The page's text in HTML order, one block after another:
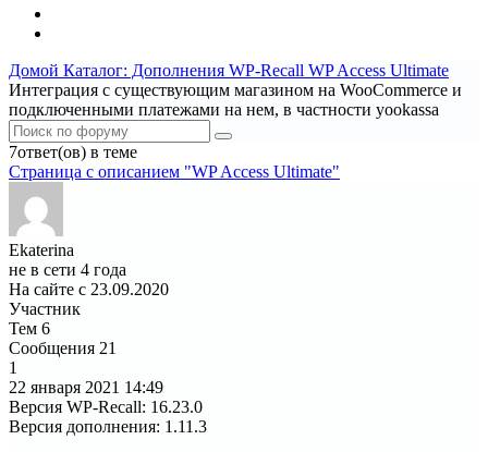
Домой Каталог: Дополнения WP-Recall WP Access Ultimate
Интеграция с существующим магазином на WooCommerce и
подключенными платежами на нем, в частности yookassa
7ответ(ов) в теме
Страница c описанием "WP Access Ultimate"
Ekaterina
не в сети 4 года
На сайте с 23.09.2020
Участник
Тем 6
Сообщения 21
1
22 января 2021 14:49
Версия WP-Recall: 16.23.0
Версия дополнения: 1.11.3